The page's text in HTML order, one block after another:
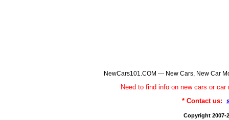
NewCars101.COM --- New Cars, New Car
Need to find info on new cars or
* Contact us:
Copyright 2007-